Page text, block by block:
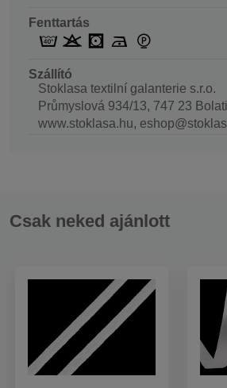
Fenttartás
Szállító
Stoklasa textilní galanterie s.r.o.
Průmyslová 934/13, 747 23
www.stoklasa.hu,
Csak neked ajánlott